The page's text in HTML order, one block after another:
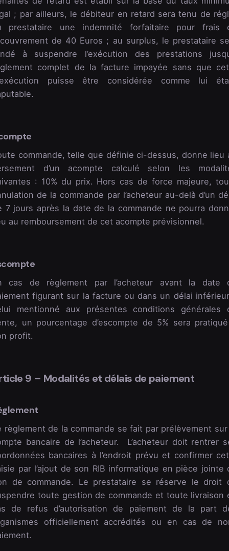
; par ailleurs, le débiteur en retard sera tenu de
prestataire une indemnité forfaitaire pour frais
de 40 Euros ; au surplus, le prestataire
à suspendre l’exécution des prestations
complet de la facture impayée sans que
puisse être considérée comme lui
commande, telle que définie ci-dessus, donne lieu
d’un acompte calculé selon les
: 10% du prix. Hors cas de force majeure,
de la commande par l’acheteur au-delà d’un
7 jours après la date de la commande ne pourra
au remboursement de cet acompte prévisionnel.
cas de règlement par l’acheteur avant la date
figurant sur la facture ou dans un délai
mentionné aux présentes conditions générales
un pourcentage d’escompte de 5% sera
profit.
9 – Modalités et délais de paiement
règlement de la commande se fait par prélèvement
bancaire de l’acheteur. L’acheteur doit rentrer
bancaires à l’endroit prévu et confirmer
par l’ajout de son RIB informatique en pièce jointe
de commande. Le prestataire se réserve le droit
toute gestion de commande et toute livraison
de refus d’autorisation de paiement de la part
officiellement accrédités ou en cas de